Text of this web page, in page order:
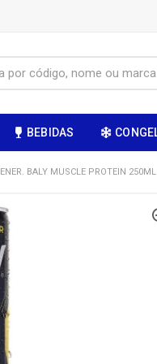
BEBIDAS
ENER. BALY MUSCLE PROTEIN 250ML